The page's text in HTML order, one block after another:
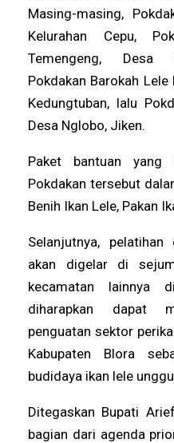
Masing-masing,
Kelurahan Cepu,
Temengeng, Desa
Pokdakan Barokah
Kedungtuban, lalu
Desa Nglobo, Jiken.
Paket bantuan yang
Pokdakan tersebut
Benih Ikan Lele, Pakan
Selanjutnya, pelatihan
akan digelar di
kecamatan lainnya
diharapkan dapat
penguatan sektor
Kabupaten Blora
budidaya ikan lele
Ditegaskan Bupati
bagian dari agenda